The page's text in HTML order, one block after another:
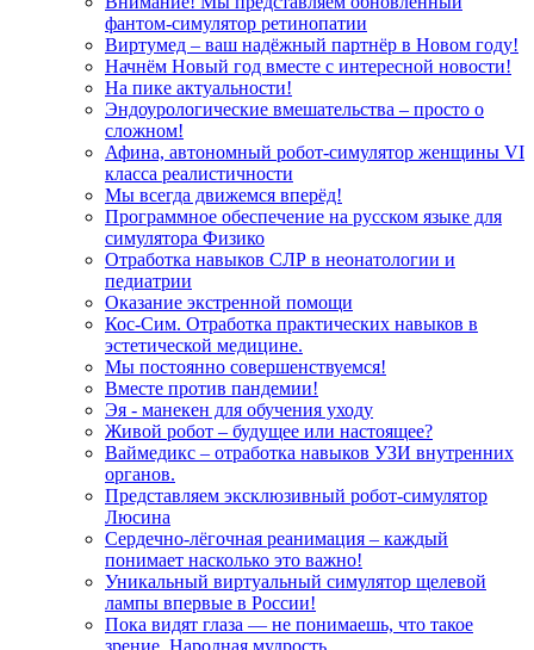
фантом-симулятор ретинопатии
Виртумед – ваш надёжный партнёр в Новом году!
Начнём Новый год вместе с интересной новости!
На пике актуальности!
Эндоурологические вмешательства – просто о
сложном!
Афина, автономный робот-симулятор женщины VI
класса реалистичности
Мы всегда движемся вперёд!
Программное обеспечение на русском языке для
симулятора Физико
Отработка навыков СЛР в неонатологии и
педиатрии
Оказание экстренной помощи
Кос-Сим. Отработка практических навыков в
эстетической медицине.
Мы постоянно совершенствуемся!
Вместе против пандемии!
Эя - манекен для обучения уходу
Живой робот – будущее или настоящее?
Ваймедикс – отработка навыков УЗИ внутренних
органов.
Представляем эксклюзивный робот-симулятор
Люсина
Сердечно-лёгочная реанимация – каждый
понимает насколько это важно!
Уникальный виртуальный симулятор щелевой
лампы впервые в России!
Пока видят глаза — не понимаешь, что такое
зрение. Народная мудрость.